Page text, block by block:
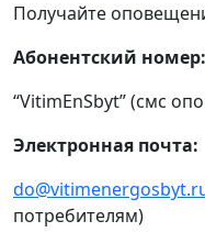
Получайте
Абонентский номер:
“VitimEnSbyt” (смс
Электронная почта:
потребителям)